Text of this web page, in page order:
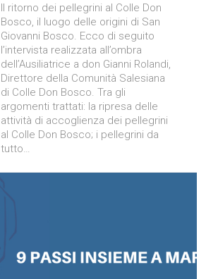
Il ritorno dei pellegrini al Colle Don
Bosco, il luogo delle origini di San
Giovanni Bosco. Ecco di seguito
l’intervista realizzata all’ombra
dell’Ausiliatrice a don Gianni Rolandi,
Direttore della Comunità Salesiana
di Colle Don Bosco. Tra gli
argomenti trattati: la ripresa delle
attività di accoglienza dei pellegrini
al Colle Don Bosco; i pellegrini da
tutto…